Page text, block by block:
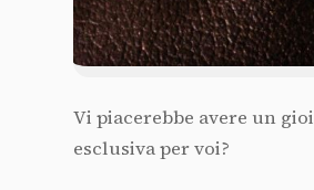
Vi piacerebbe avere un
esclusiva per voi?